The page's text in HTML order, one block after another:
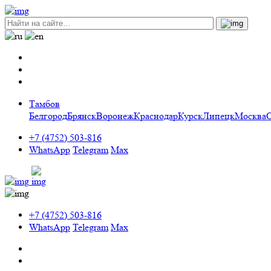
Тамбов
БелгородБрянскВоронежКраснодарКурскЛипецкМосква
+7 (4752) 503-816
WhatsApp Telegram Max
+7 (4752) 503-816
WhatsApp Telegram Max